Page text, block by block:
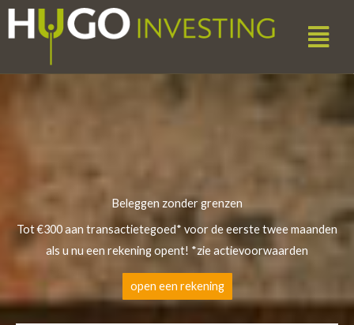
Skip
Menu
Beleggen zonder grenzen
Tot €300 aan transactietegoed* voor de eerste twee maanden
als u nu een rekening opent! *zie actievoorwaarden
open een rekening